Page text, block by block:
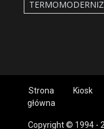
Strona
główna
Kiosk
Copyright © 1994 -